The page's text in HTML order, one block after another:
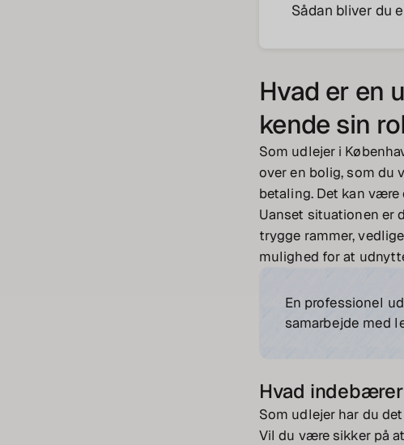
Sådan bliver du
Hvad er en
kende sin
Som udlejer i
over en bolig, som du
betaling. Det kan
Uanset situationen er
trygge rammer,
mulighed for at
En professionel
samarbejde med
Hvad
Som udlejer har du
Vil du være sikker på